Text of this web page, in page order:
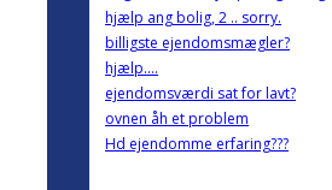
hjælp ang bolig, 2 .. sorry.
billigste ejendomsmægler?
hjælp....
ejendomsværdi sat for lavt?
ovnen åh et problem
Hd ejendomme erfaring???